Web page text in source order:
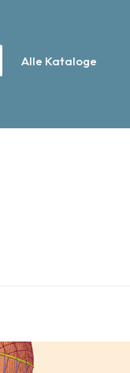
Alle Kataloge